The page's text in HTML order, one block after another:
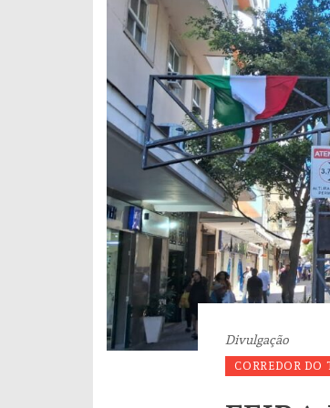
Divulgação
CORREDOR DO